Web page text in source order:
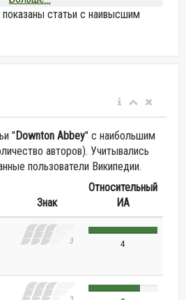
статьи с наивысшим
" Downton Abbey" с наибольшим
авторов). Учитывались
пользователи Википедии.
Знак
Относительный
ИА
4